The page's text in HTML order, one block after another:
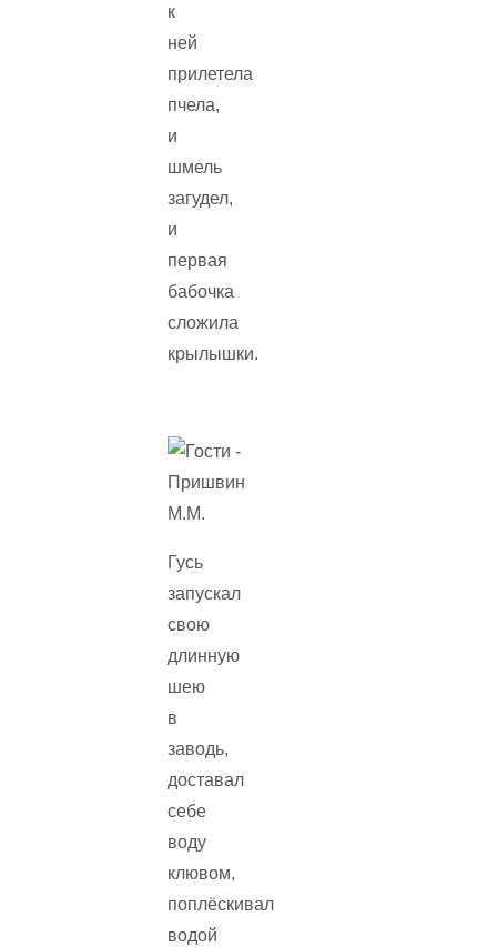
к
ней
прилетела
пчела,
и
шмель
загудел,
и
первая
бабочка
сложила
крылышки.
Гусь
запускал
свою
длинную
шею
в
заводь,
доставал
себе
воду
клювом,
поплёскивал
водой